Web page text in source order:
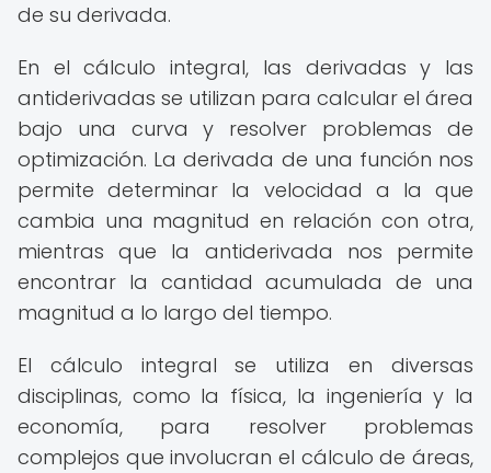
de su derivada.
En el cálculo integral, las derivadas y las
antiderivadas se utilizan para calcular el área
bajo una curva y resolver problemas de
optimización. La derivada de una función nos
permite determinar la velocidad a la que
cambia una magnitud en relación con otra,
mientras que la antiderivada nos permite
encontrar la cantidad acumulada de una
magnitud a lo largo del tiempo.
El cálculo integral se utiliza en diversas
disciplinas, como la física, la ingeniería y la
economía, para resolver problemas
complejos que involucran el cálculo de áreas,